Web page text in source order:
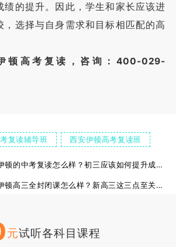
绩的提升。因此，学生和家长应该进
，选择与自身需求和目标相匹配的高
顿高考复读，咨询：400-029-
复读辅导班 西安伊顿高考复读班
习 西安秦学伊顿的中考复读怎么样？初三应该如何提升成绩？
西安秦学伊顿高三全封闭课怎么样？新高三这三点至关重要
元试听各科目课程